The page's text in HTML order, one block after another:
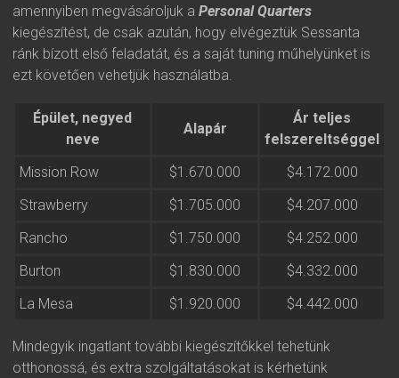
amennyiben megvásároljuk a Personal Quarters
kiegészítést, de csak azután, hogy elvégeztük Sessanta
ránk bízott első feladatát, és a saját tuning műhelyünket is
ezt követően vehetjük használatba.
Épület, negyed
neve
Alapár
Ár teljes
felszereltséggel
Mission Row
$1.670.000
$4.172.000
Strawberry
$1.705.000
$4.207.000
Rancho
$1.750.000
$4.252.000
Burton
$1.830.000
$4.332.000
La Mesa
$1.920.000 $4.442.000
Mindegyik ingatlant további kiegészítőkkel tehetünk
otthonossá, és extra szolgáltatásokat is kérhetünk